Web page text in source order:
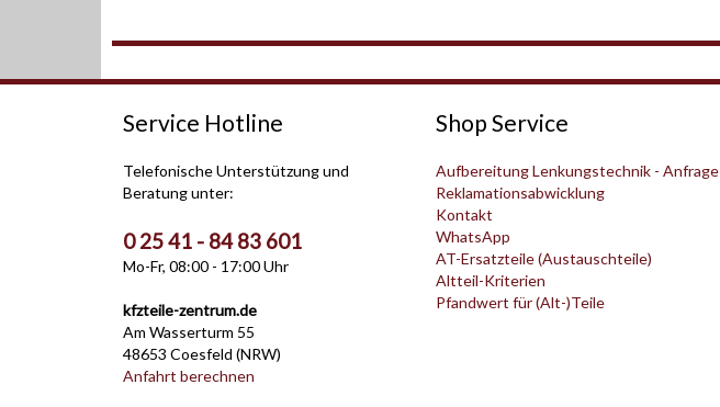
Service Hotline
Telefonische Unterstützung und
Beratung unter:
0 25 41 - 84 83 601
Mo-Fr, 08:00 - 17:00 Uhr
kfzteile-zentrum.de
Am Wasserturm 55
48653 Coesfeld (NRW)
Anfahrt berechnen
Shop Service
Aufbereitung Lenkungstechnik - Anfrage
Reklamationsabwicklung
Kontakt
WhatsApp
AT-Ersatzteile (Austauschteile)
Altteil-Kriterien
Pfandwert für (Alt-)Teile